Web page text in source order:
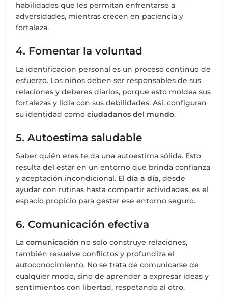
habilidades que les permitan enfrentarse a
adversidades, mientras crecen en paciencia y
fortaleza.
4. Fomentar la voluntad
La identificación personal es un proceso continuo de
esfuerzo. Los niños deben ser responsables de sus
relaciones y deberes diarios, porque esto moldea sus
fortalezas y lidia con sus debilidades. Así, configuran
su identidad comociudadanos del mundo.
5. Autoestima saludable
Saber quién eres te da una autoestima sólida. Esto
resulta del estar en un entorno que brinda confianza
y aceptación incondicional. Eldía a día, desde
ayudar con rutinas hasta compartir actividades, es el
espacio propicio para gestar ese entorno seguro.
6. Comunicación efectiva
Lacomunicación no solo construye relaciones,
también resuelve conflictos y profundiza el
autoconocimiento. No se trata de comunicarse de
cualquier modo, sino de aprender a expresar ideas y
sentimientos con libertad, respetando al otro.